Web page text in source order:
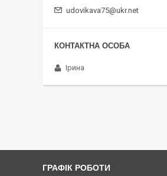
udovikava75@ukr.net
Ірина
ГРАФІК РОБОТИ